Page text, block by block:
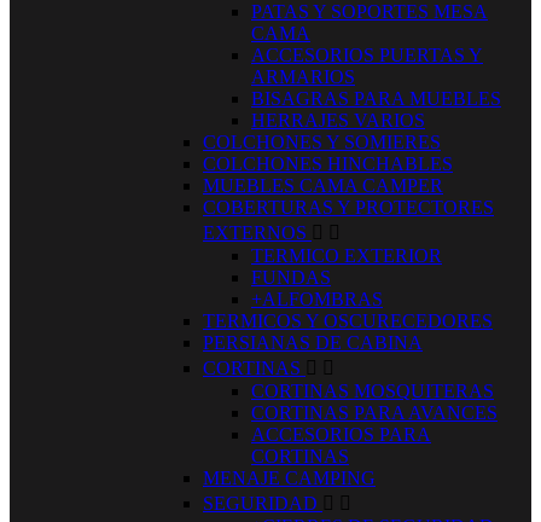
PATAS Y SOPORTES MESA
CAMA
ACCESORIOS PUERTAS Y
ARMARIOS
BISAGRAS PARA MUEBLES
HERRAJES VARIOS
COLCHONES Y SOMIERES
COLCHONES HINCHABLES
MUEBLES CAMA CAMPER
COBERTURAS Y PROTECTORES
EXTERNOS  
TERMICO EXTERIOR
FUNDAS
+ALFOMBRAS
TERMICOS Y OSCURECEDORES
PERSIANAS DE CABINA
CORTINAS  
CORTINAS MOSQUITERAS
CORTINAS PARA AVANCES
ACCESORIOS PARA
CORTINAS
MENAJE CAMPING
SEGURIDAD  